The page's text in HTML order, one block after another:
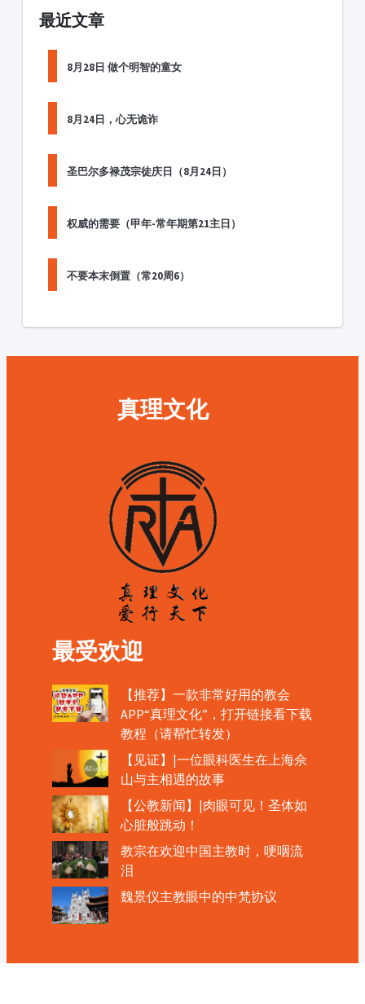
最近文章
8月28日 做个明智的童女
8月24日，心无诡诈
圣巴尔多禄茂宗徒庆日（8月24日）
权威的需要（甲年-常年期第21主日）
不要本末倒置（常20周6）
真理文化
最受欢迎
【推荐】一款非常好用的教会
APP“真理文化”，打开链接看下载
教程（请帮忙转发）
【见证】|一位眼科医生在上海佘
山与主相遇的故事
【公教新闻】|肉眼可见！圣体如
心脏般跳动！
教宗在欢迎中国主教时，哽咽流
泪
魏景仪主教眼中的中梵协议